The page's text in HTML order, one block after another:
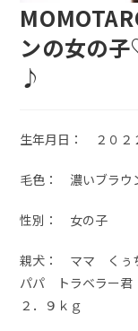
ンの女の
♪
生年月日： ２０２
毛色： 濃いブラウ
性別： 女の子
親犬： ママ くぅ
パパ トラベラー君
２．９ｋｇ